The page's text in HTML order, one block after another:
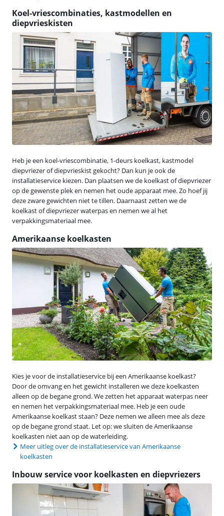
Koel-vriescombinaties, kastmodellen en
diepvrieskisten
Heb je een koel-vriescombinatie, 1-deurs koelkast, kastmodel
diepvriezer of diepvrieskist gekocht? Dan kun je ook de
installatieservice kiezen. Dan plaatsen we de koelkast of diepvriezer
op de gewenste plek en nemen het oude apparaat mee. Zo hoef jij
deze zware gewichten niet te tillen. Daarnaast zetten we de
koelkast of diepvriezer waterpas en nemen we al het
verpakkingsmateriaal mee.
Amerikaanse koelkasten
Kies je voor de installatieservice bij een Amerikaanse koelkast?
Door de omvang en het gewicht installeren we deze koelkasten
alleen op de begane grond. We zetten het apparaat waterpas neer
en nemen het verpakkingsmateriaal mee. Heb je een oude
Amerikaanse koelkast staan? Deze nemen we alleen mee als deze
op de begane grond staat. Let op: we sluiten de Amerikaanse
koelkasten niet aan op de waterleiding.
Meer uitleg over de installatieservice van Amerikaanse
koelkasten
Inbouw service voor koelkasten en diepvriezers